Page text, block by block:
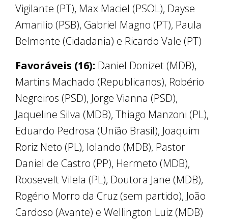
Vigilante (PT), Max Maciel (PSOL), Dayse
Amarilio (PSB), Gabriel Magno (PT), Paula
Belmonte (Cidadania) e Ricardo Vale (PT)
Favoráveis (16): Daniel Donizet (MDB),
Martins Machado (Republicanos), Robério
Negreiros (PSD), Jorge Vianna (PSD),
Jaqueline Silva (MDB), Thiago Manzoni (PL),
Eduardo Pedrosa (União Brasil), Joaquim
Roriz Neto (PL), Iolando (MDB), Pastor
Daniel de Castro (PP), Hermeto (MDB),
Roosevelt Vilela (PL), Doutora Jane (MDB),
Rogério Morro da Cruz (sem partido), João
Cardoso (Avante) e Wellington Luiz (MDB)